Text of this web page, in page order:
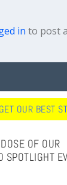
in to post
GET OUR BEST
OF OUR
SPOTLIGHT